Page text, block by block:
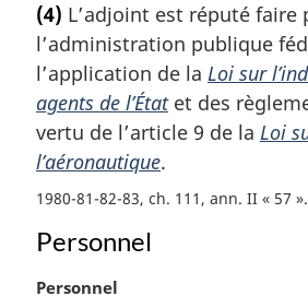
n
a
l
e
:
t
e
m
a
r
g
i
n
l
:
(4) L’adjoint est réputé faire
l’administration publique
l’application de la Loi sur
agents de l’Étatet des
vertu de l’article 9 de la Loi
l’aéronautique.
1980-81-82-83, ch. 111, ann. II « 57 »
Personnel
N
Personnel